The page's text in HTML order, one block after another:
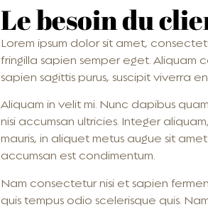
Le besoin du
Lorem ipsum dolor sit amet,
fringilla sapien semper eget. Aliquam
sapien sagittis purus, suscipit viverra
Aliquam in velit mi. Nunc dapibus
nisi accumsan ultricies. Integer
mauris, in aliquet metus augue sit
accumsan est condimentum.
Nam consectetur nisi et sapien
quis tempus odio scelerisque quis.